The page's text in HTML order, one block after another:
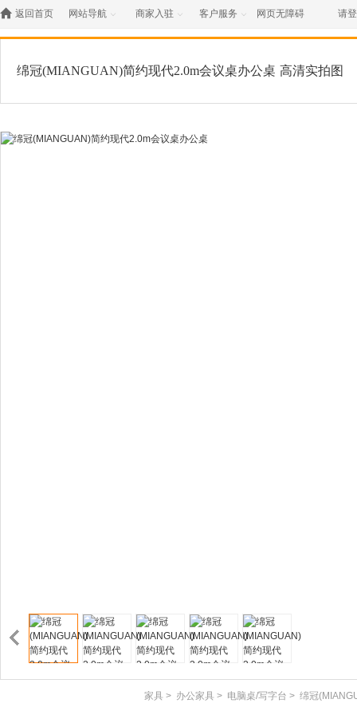
 返回首页 网站导航  商家入驻  客户服务  网页无障碍 请
绵冠(MIANGUAN)简约现代2.0m会议桌办公桌 高清实拍图
家具 > 办公家具 > 电脑桌/写字台 > 绵冠